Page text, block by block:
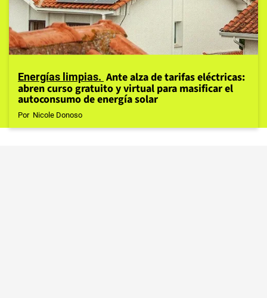
Energías limpias Ante alza de tarifas eléctricas:
abren curso gratuito y virtual para masificar el
autoconsumo de energía solar
Por Nicole Donoso